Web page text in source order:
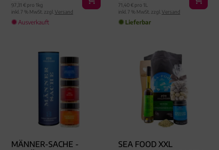
PFEFFERMIX &
GEWÜRZE) - FEINKOST-
SET, XXL-
97,31 € pro 1kg
inkl. 7 % MwSt. zzgl. Versand
Ausverkauft
71,40 € pro 1L
inkl. 7 % MwSt. zzgl. Versand
Lieferbar
MÄNNER-SACHE -
SEA FOOD XXL